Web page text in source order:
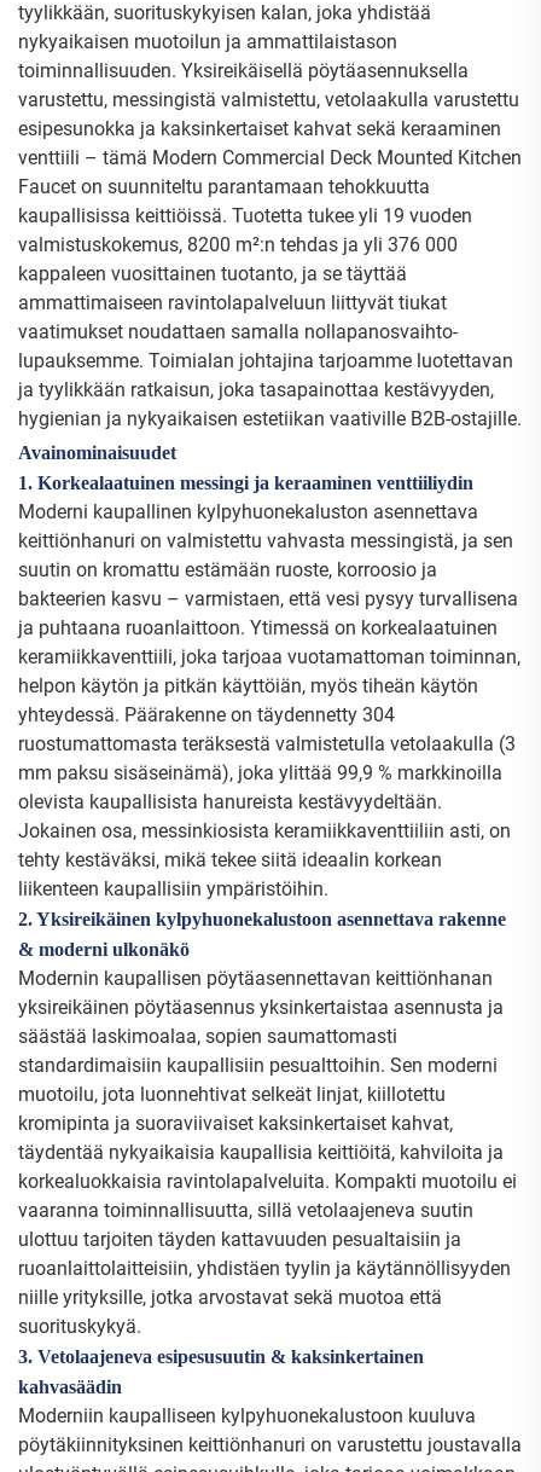
tyylikkään, suorituskykyisen kalan, joka yhdistää
nykyaikaisen muotoilun ja ammattilaistason
toiminnallisuuden. Yksireikäisellä pöytäasennuksella
varustettu, messingistä valmistettu, vetolaakulla varustettu
esipesunokka ja kaksinkertaiset kahvat sekä keraaminen
venttiili – tämä Modern Commercial Deck Mounted Kitchen
Faucet on suunniteltu parantamaan tehokkuutta
kaupallisissa keittiöissä. Tuotetta tukee yli 19 vuoden
valmistuskokemus, 8200 m²:n tehdas ja yli 376 000
kappaleen vuosittainen tuotanto, ja se täyttää
ammattimaiseen ravintolapalveluun liittyvät tiukat
vaatimukset noudattaen samalla nollapanosvaihto-
lupauksemme. Toimialan johtajina tarjoamme luotettavan
ja tyylikkään ratkaisun, joka tasapainottaa kestävyyden,
hygienian ja nykyaikaisen estetiikan vaativille B2B-ostajille.
Avainominaisuudet
1. Korkealaatuinen messingi ja keraaminen venttiiliydin
Moderni kaupallinen kylpyhuonekaluston asennettava
keittiönhanuri on valmistettu vahvasta messingistä, ja sen
suutin on kromattu estämään ruoste, korroosio ja
bakteerien kasvu – varmistaen, että vesi pysyy turvallisena
ja puhtaana ruoanlaittoon. Ytimessä on korkealaatuinen
keramiikkaventtiili, joka tarjoaa vuotamattoman toiminnan,
helpon käytön ja pitkän käyttöiän, myös tiheän käytön
yhteydessä. Päärakenne on täydennetty 304
ruostumattomasta teräksestä valmistetulla vetolaakulla (3
mm paksu sisäseinämä), joka ylittää 99,9 % markkinoilla
olevista kaupallisista hanureista kestävyydeltään.
Jokainen osa, messinkiosista keramiikkaventtiiliin asti, on
tehty kestäväksi, mikä tekee siitä ideaalin korkean
liikenteen kaupallisiin ympäristöihin.
2. Yksireikäinen kylpyhuonekalustoon asennettava rakenne
& moderni ulkonäkö
Modernin kaupallisen pöytäasennettavan keittiönhanan
yksireikäinen pöytäasennus yksinkertaistaa asennusta ja
säästää laskimoalaa, sopien saumattomasti
standardimaisiin kaupallisiin pesualttoihin. Sen moderni
muotoilu, jota luonnehtivat selkeät linjat, kiillotettu
kromipinta ja suoraviivaiset kaksinkertaiset kahvat,
täydentää nykyaikaisia kaupallisia keittiöitä, kahviloita ja
korkealuokkaisia ravintolapalveluita. Kompakti muotoilu ei
vaaranna toiminnallisuutta, sillä vetolaajeneva suutin
ulottuu tarjoiten täyden kattavuuden pesualtaisiin ja
ruoanlaittolaitteisiin, yhdistäen tyylin ja käytännöllisyyden
niille yrityksille, jotka arvostavat sekä muotoa että
suorituskykyä.
3. Vetolaajeneva esipesusuutin & kaksinkertainen
kahvasäädin
Moderniin kaupalliseen kylpyhuonekalustoon kuuluva
pöytäkiinnityksinen keittiönhanuri on varustettu joustavalla